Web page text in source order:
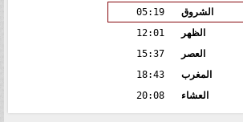
الشروق
05:19
الظهر
12:01
العصر
15:37
المغرب
18:43
العشاء
20:08